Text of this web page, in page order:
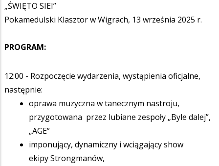
„ŚWIĘTO SIEI”
Pokamedulski Klasztor w Wigrach, 13 września 2025 r.
PROGRAM:
12:00 - Rozpoczęcie wydarzenia, wystąpienia oficjalne,
następnie:
oprawa muzyczna w tanecznym nastroju,
przygotowana przez lubiane zespoły „Byle dalej”,
„AGE”
imponujący, dynamiczny i wciągający show
ekipy Strongmanów,